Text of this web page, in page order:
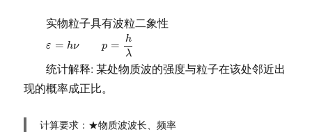
实物粒子具有波粒二象性
ε = hν p = h
λ
ε =hνp= h λ
统计解释: 某处物质波的强度与粒子在该处邻近出
现的概率成正比。
计算要求：★物质波波长、频率